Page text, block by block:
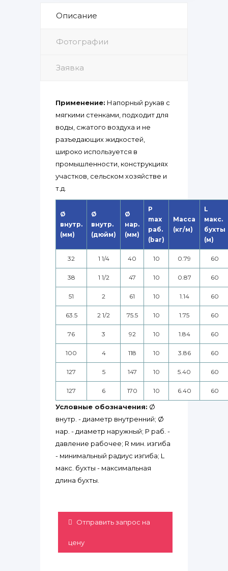
Описание
Фотографии
Заявка
Применение: Напорный рукав с
мягкими стенками, подходит для
воды, сжатого воздуха и не
разъедающих жидкостей,
широко используется в
промышленности, конструкциях
участков, сельском хозяйстве и
т.д.
Ø
внутр.
(мм)
Ø
внутр.
(дюйм)
Ø
нар.
(мм)
P
max
раб.
(bar)
Масса
(кг/м)
L
макс.
бухты
(м)
32 1 1/4 40 10 0.79 60
38 1 1/2 47 10 0.87 60
51 2 61 10 1.14 60
63.5 2 1/2 75.5 10 1.75 60
76 3 92 10 1.84 60
100 4 118 10 3.86 60
127 5 147 10 5.40 60
127 6 170 10 6.40 60
Условные обозначения: Ø
внутр. - диаметр внутренний; Ø
нар. - диаметр наружный; P раб. -
давление рабочее; R мин. изгиба
- минимальный радиус изгиба; L
макс. бухты - максимальная
длина бухты.
Отправить запрос на
цену